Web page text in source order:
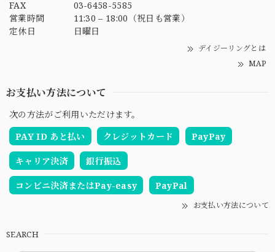
FAX
03-6458-5585
営業時間
11:30 – 18:00（祝日も営業）
定休日
日曜日
デイジーリングとは
MAP
お支払い方法について
次の方法がご利用いただけます。
PAY ID あと払い
クレジットカード PayPay
キャリア決済 銀行振込
コンビニ決済またはPay-easy PayPal
お支払い方法について
SEARCH